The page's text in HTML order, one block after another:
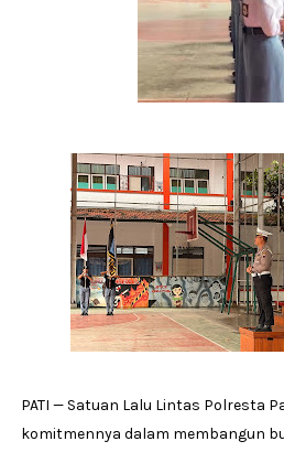
PATI — Satuan Lalu Lintas Polresta
komitmennya dalam membangun